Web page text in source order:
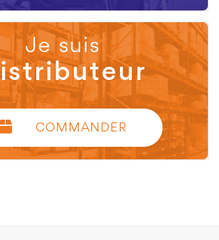
Je suis
COMMANDER